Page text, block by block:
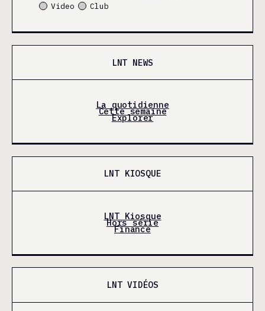
Video
Club
LNT NEWS
La quotidienne
Cette semaine
Explorer
LNT KIOSQUE
LNT Kiosque
Hors série
Finance
LNT VIDÉOS